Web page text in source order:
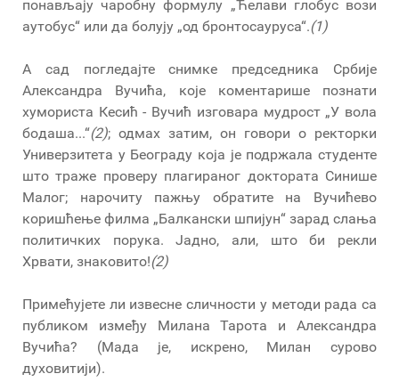
понављају чаробну формулу „Ћелави глобус вози
аутобус“ или да болују „од бронтосауруса“.(1)
А сад погледајте снимке председника Србије
Александра Вучића, које коментарише познати
хумориста Кесић - Вучић изговара мудрост „У вола
бoдаша...“(2); одмах затим, он говори о ректорки
Универзитета у Београду која је подржала студенте
што траже проверу плагираног доктората Синише
Малог; нарочиту пажњу обратите на Вучићево
коришћење филма „Балкански шпијун“ зарад слања
политичких порука. Јадно, али, што би рекли
Хрвати, знаковито!(2)
Примећујете ли извесне сличности у методи рада са
публиком између Милана Тарота и Александра
Вучића? (Мада је, искрено, Милан сурово
духовитији).